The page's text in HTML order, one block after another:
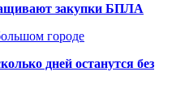
закупки БПЛА
городе
дней останутся без